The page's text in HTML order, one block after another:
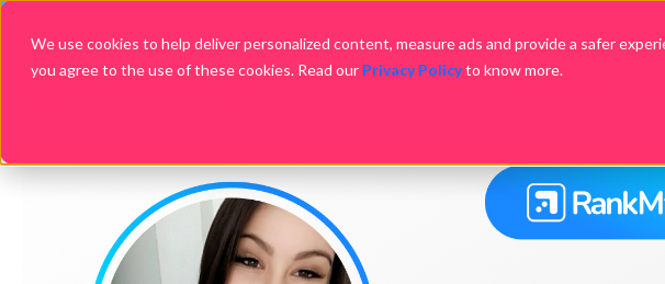
We use cookies to help deliver personalized content, measure ads and provide a safer
you agree to the use of these cookies. Read our Privacy Policyto know more.